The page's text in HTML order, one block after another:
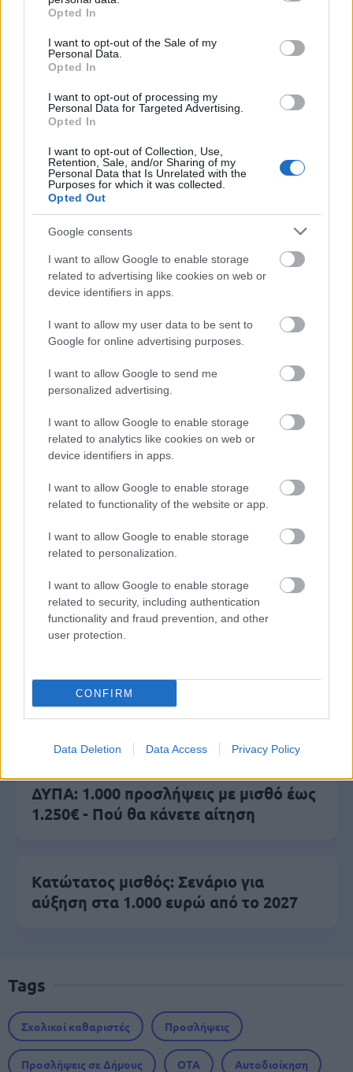
grant or deny consent to Google and its third-party tags to
use your data for below specified purposes in below Google
consent section.
Opted In
I want to opt-out of the Sale of my
Personal Data.
Opted In
I want to opt-out of processing my
Personal Data for Targeted Advertising.
Opted In
I want to opt-out of Collection, Use,
Retention, Sale, and/or Sharing of my
Personal Data that Is Unrelated with the
Purposes for which it was collected.
Opted Out
Google consents
I want to allow Google to enable storage
related to advertising like cookies on web or
device identifiers in apps.
I want to allow my user data to be sent to
Google for online advertising purposes.
I want to allow Google to send me
personalized advertising.
I want to allow Google to enable storage
related to analytics like cookies on web or
device identifiers in apps.
I want to allow Google to enable storage
related to functionality of the website or app.
I want to allow Google to enable storage
related to personalization.
I want to allow Google to enable storage
related to security, including authentication
functionality and fraud prevention, and other
user protection.
CONFIRM
Data Deletion Data Access Privacy Policy
εδώολόκληρη την προκήρυξη των θέσεων
εργασίας.
ΑΣΕΠ: Πιστοποίηση Αγγλικών σε
ΑΣΕΠ: Εξ αποστάσεως η πιο Εύκολη
Πιστοποίηση Υπολογιστών σε 2
μέρες
Μάθε πρώτος όλες τις σημαντικές
Βάλε το proson.gr στα αποτελέσματα
αναζήτησης της Google
Δημοφιλείς Ειδήσεις
ΑΣΕΠ: Αυτές είναι οι δύο επόμενες
προκηρύξεις «μαμούθ» (με μόρια)
ΑΣΕΠ: Νέος γραπτός διαγωνισμός -
Μόνιμοι στο υπουργείο Εξωτερικών
ΔΥΠΑ: 1.000 προσλήψεις με μισθό έως
1.250€ - Πού θα κάνετε αίτηση
Κατώτατος μισθός: Σενάριο για
αύξηση στα 1.000 ευρώ από το 2027
Tags
Σχολικοί καθαριστές Προσλήψεις
Προσλήψεις σε Δήμους ΟΤΑ Αυτοδιοίκηση